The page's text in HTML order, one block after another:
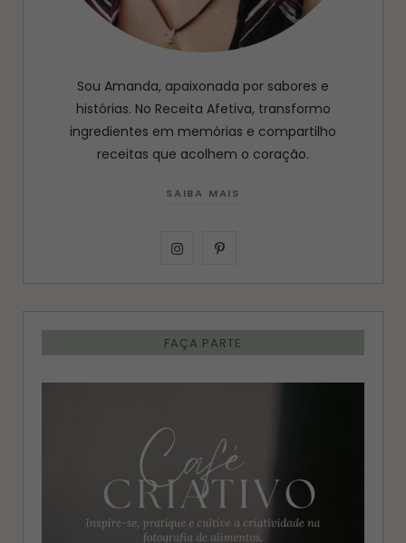
Sou Amanda, apaixonada por sabores e
histórias. No Receita Afetiva, transformo
ingredientes em memórias e compartilho
receitas que acolhem o coração.
SAIBA MAIS
I
n
s
t
a
a
P
i
n
t
e
e
s
FAÇA PARTE